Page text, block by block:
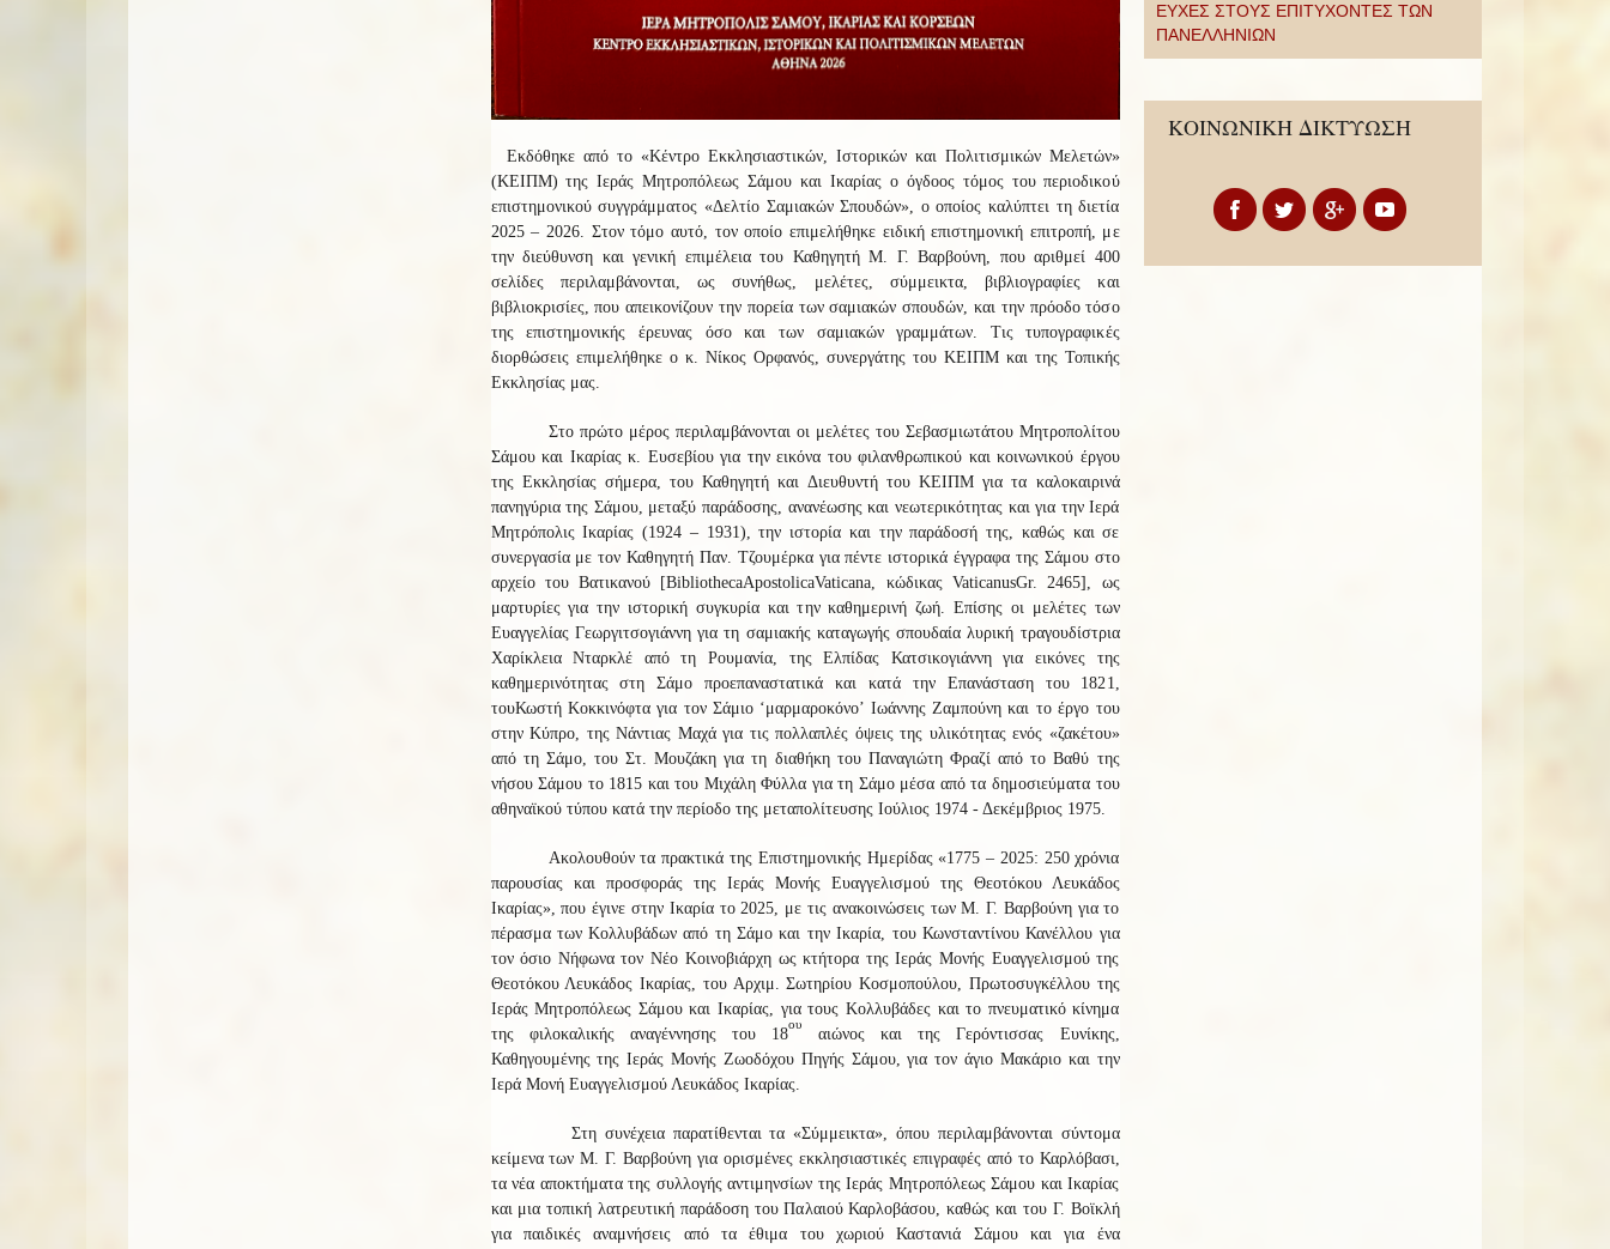
Εκδόθηκε από το «Κέντρο Εκκλησιαστικών, Ιστορικών και Πολιτισμικών Μελετών»
(ΚΕΙΠΜ) της Ιεράς Μητροπόλεως Σάμου και Ικαρίας ο όγδοος τόμος του περιοδικού
επιστημονικού συγγράμματος «Δελτίο Σαμιακών Σπουδών», ο οποίος καλύπτει τη διετία
2025 – 2026. Στον τόμο αυτό, τον οποίο επιμελήθηκε ειδική επιστημονική επιτροπή, με
την διεύθυνση και γενική επιμέλεια του Καθηγητή Μ. Γ. Βαρβούνη, που αριθμεί 400
σελίδες περιλαμβάνονται, ως συνήθως, μελέτες, σύμμεικτα, βιβλιογραφίες και
βιβλιοκρισίες, που απεικονίζουν την πορεία των σαμιακών σπουδών, και την πρόοδο τόσο
της επιστημονικής έρευνας όσο και των σαμιακών γραμμάτων. Τις τυπογραφικές
διορθώσεις επιμελήθηκε ο κ. Νίκος Ορφανός, συνεργάτης του ΚΕΙΠΜ και της Τοπικής
Εκκλησίας μας.
Στο πρώτο μέρος περιλαμβάνονται οι μελέτες του Σεβασμιωτάτου Μητροπολίτου
Σάμου και Ικαρίας κ. Ευσεβίου για την εικόνα του φιλανθρωπικού και κοινωνικού έργου
της Εκκλησίας σήμερα, του Καθηγητή και Διευθυντή του ΚΕΙΠΜ για τα καλοκαιρινά
πανηγύρια της Σάμου, μεταξύ παράδοσης, ανανέωσης και νεωτερικότητας και για την Ιερά
Μητρόπολις Ικαρίας (1924 – 1931), την ιστορία και την παράδοσή της, καθώς και σε
συνεργασία με τον Καθηγητή Παν. Τζουμέρκα για πέντε ιστορικά έγγραφα της Σάμου στο
αρχείο του Βατικανού
[BibliothecaApostolicaVaticana, κώδικας VaticanusGr. 2465], ως
μαρτυρίες για την ιστορική συγκυρία και την καθημερινή ζωή. Επίσης οι μελέτες των
Ευαγγελίας Γεωργιτσογιάννη για τη σαμιακής καταγωγής σπουδαία λυρική τραγουδίστρια
Χαρίκλεια Νταρκλέ από τη Ρουμανία, της Ελπίδας Κατσικογιάννη για εικόνες της
καθημερινότητας στη Σάμο προεπαναστατικά και κατά την Επανάσταση του 1821,
τουΚωστή Κοκκινόφτα για τον Σάμιο ‘μαρμαροκόνο’ Ιωάννης Ζαμπούνη και το έργο του
στην Κύπρο, της Νάντιας Μαχά για τις πολλαπλές όψεις της υλικότητας ενός «ζακέτου»
από τη Σάμο, του Στ. Μουζάκη για τη διαθήκη του Παναγιώτη Φραζί από το Βαθύ της
νήσου Σάμου το 1815 και του Μιχάλη Φύλλα για τη Σάμο μέσα από τα δημοσιεύματα του
αθηναϊκού τύπου κατά την περίοδο της μεταπολίτευσης Ιούλιος 1974 - Δεκέμβριος 1975.
Ακολουθούν τα πρακτικά της Επιστημονικής Ημερίδας «1775 – 2025: 250 χρόνια
παρουσίας και προσφοράς της Ιεράς Μονής Ευαγγελισμού της Θεοτόκου Λευκάδος
Ικαρίας», που έγινε στην Ικαρία το 2025, με τις ανακοινώσεις των Μ. Γ. Βαρβούνη για το
πέρασμα των Κολλυβάδων από τη Σάμο και την Ικαρία, του Κωνσταντίνου Κανέλλου για
τον όσιο Νήφωνα τον Νέο Κοινοβιάρχη ως κτήτορα της Ιεράς Μονής Ευαγγελισμού της
Θεοτόκου Λευκάδος Ικαρίας, του Αρχιμ. Σωτηρίου Κοσμοπούλου, Πρωτοσυγκέλλου της
Ιεράς Μητροπόλεως Σάμου και Ικαρίας, για τους Κολλυβάδες και το πνευματικό κίνημα
της φιλοκαλικής αναγέννησης του 18
ου
αιώνος και της Γερόντισσας Ευνίκης,
Καθηγουμένης της Ιεράς Μονής Ζωοδόχου Πηγής Σάμου, για τον άγιο Μακάριο και την
Ιερά Μονή Ευαγγελισμού Λευκάδος Ικαρίας.
Στη συνέχεια παρατίθενται τα «Σύμμεικτα», όπου περιλαμβάνονται σύντομα
κείμενα των Μ. Γ. Βαρβούνη για ορισμένες εκκλησιαστικές επιγραφές από το Καρλόβασι,
τα νέα αποκτήματα της συλλογής αντιμηνσίων της Ιεράς Μητροπόλεως Σάμου και Ικαρίας
και μια τοπική λατρευτική παράδοση του Παλαιού Καρλοβάσου, καθώς και του Γ. Βοϊκλή
για παιδικές αναμνήσεις από τα έθιμα του χωριού Καστανιά Σάμου και για ένα
ΕΥΧΕΣ ΣΤΟΥΣ ΕΠΙΤΥΧΟΝΤΕΣ ΤΩΝ
ΠΑΝΕΛΛΗΝΙΩΝ
ΚΟΙΝΩΝΙΚΗ ΔΙΚΤΥΩΣΗ